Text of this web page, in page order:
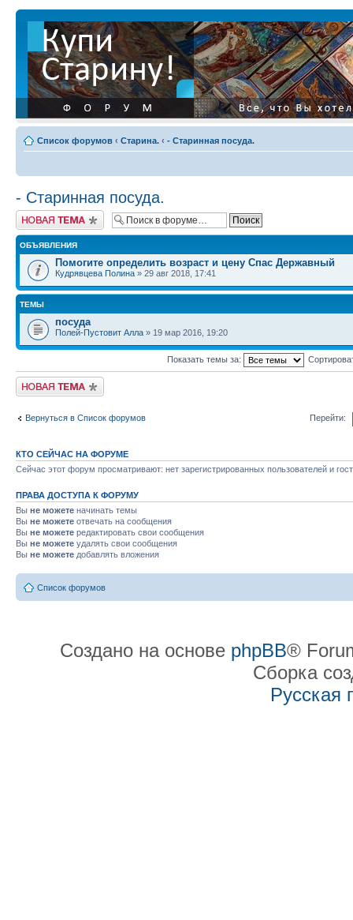
Список форумов ‹ Старина. ‹ - Старинная посуда.
- Старинная посуда.
Начать новую тему
ОБЪЯВЛЕНИЯ
Помогите определить возраст и цену Спас Державный
Кудрявцева Полина » 29 авг 2018, 17:41
ТЕМЫ
посуда
Полей-Пустовит Алла » 19 мар 2016, 19:20
Показать темы за:
Начать новую тему
Вернуться в Список форумов Перейти:
КТО СЕЙЧАС НА ФОРУМЕ
Сейчас этот форум просматривают: нет зарегистрированных пользователей и
ПРАВА ДОСТУПА К ФОРУМУ
Вы не можете начинать темы
Вы не можете отвечать на сообщения
Вы не можете редактировать свои сообщения
Вы не можете удалять свои сообщения
Вы не можете добавлять вложения
Список форумов
Создано на основе phpBB®
Сборка
Русская